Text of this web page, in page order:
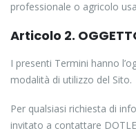
professionale o agricolo
Articolo 2.
I presenti Termini hanno
modalità di utilizzo del Sito.
Per qualsiasi richiesta di
invitato a contattare